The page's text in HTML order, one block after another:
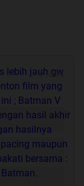
lebih jauh gw
film yang
; Batman V
hasil akhir
hasilnya
pacing maupun
bersama :
0 suara